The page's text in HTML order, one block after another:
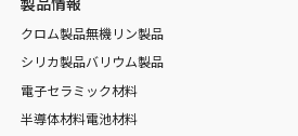
クロム製品無機リン製品
シリカ製品バリウム製品
電子セラミック材料
半導体材料電池材料